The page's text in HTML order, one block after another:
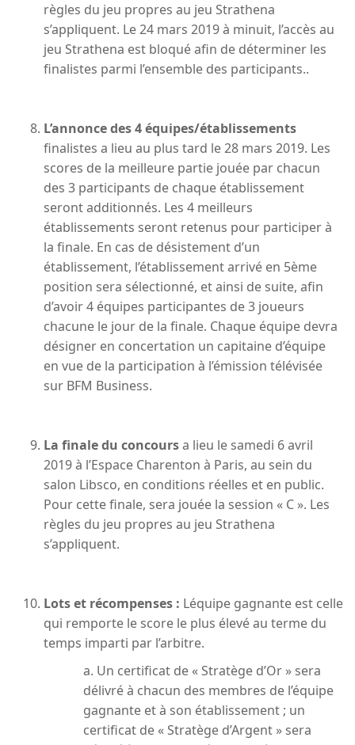
règles du jeu propres au jeu Strathena
s’appliquent. Le 24 mars 2019 à minuit, l’accès au
jeu Strathena est bloqué afin de déterminer les
finalistes parmi l’ensemble des participants..
L’annonce des 4 équipes/établissements
finalistes a lieu au plus tard le 28 mars 2019. Les
scores de la meilleure partie jouée par chacun
des 3 participants de chaque établissement
seront additionnés. Les 4 meilleurs
établissements seront retenus pour participer à
la finale. En cas de désistement d’un
établissement, l’établissement arrivé en 5ème
position sera sélectionné, et ainsi de suite, afin
d’avoir 4 équipes participantes de 3 joueurs
chacune le jour de la finale. Chaque équipe devra
désigner en concertation un capitaine d’équipe
en vue de la participation à l’émission télévisée
sur BFM Business.
La finale du concoursa lieu le samedi 6 avril
2019 à l’Espace Charenton à Paris, au sein du
salon Libsco, en conditions réelles et en public.
Pour cette finale, sera jouée la session « C ». Les
règles du jeu propres au jeu Strathena
s’appliquent.
Lots et récompenses : Léquipe gagnante est celle
qui remporte le score le plus élevé au terme du
temps imparti par l’arbitre.
a. Un certificat de « Stratège d’Or » sera
délivré à chacun des membres de l’équipe
gagnante et à son établissement ; un
certificat de « Stratège d’Argent » sera